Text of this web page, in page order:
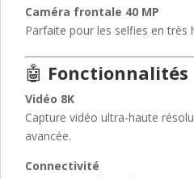
Caméra frontale 40 MP
Parfaite pour les selfies en très
🤖 Fonctionnalités
Vidéo 8K
Capture vidéo ultra-haute
avancée.
Connectivité